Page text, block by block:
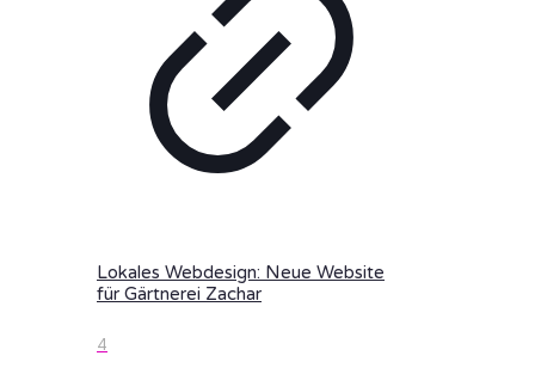
Lokales Webdesign: Neue Website
für Gärtnerei Zachar
4